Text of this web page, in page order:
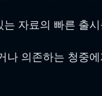
자료의 빠른 출
의존하는 청중